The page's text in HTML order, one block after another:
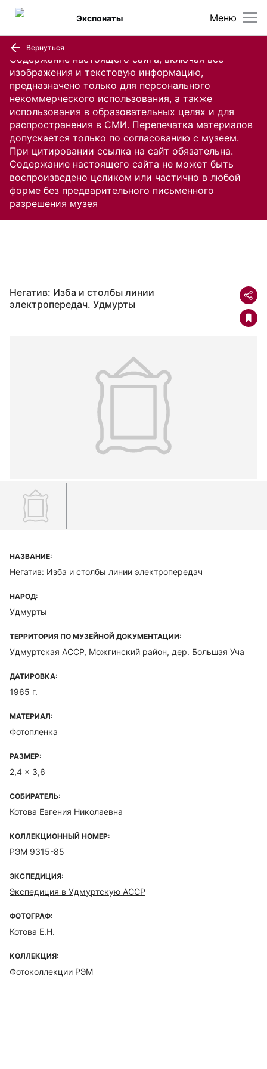
Содержание настоящего сайта, включая все
изображения и текстовую информацию,
предназначено только для персонального
некоммерческого использования, а также
использования в образовательных целях и для
распространения в СМИ. Перепечатка материалов
допускается только по согласованию с музеем.
При цитировании ссылка на сайт обязательна.
Содержание настоящего сайта не может быть
воспроизведено целиком или частично в любой
форме без предварительного письменного
разрешения музея
Меню
Экспонаты
Вернуться
Негатив: Изба и столбы линии
электропередач. Удмурты
НАЗВАНИЕ:
Негатив: Изба и столбы линии электропередач
НАРОД:
Удмурты
ТЕРРИТОРИЯ ПО МУЗЕЙНОЙ ДОКУМЕНТАЦИИ:
Удмуртская ACCP, Можгинский район, дер. Большая Уча
ДАТИРОВКА:
1965 г.
МАТЕРИАЛ:
Фотопленка
РАЗМЕР:
2,4 x 3,6
СОБИРАТЕЛЬ:
Котова Евгения Николаевна
КОЛЛЕКЦИОННЫЙ НОМЕР:
РЭМ 9315-85
ЭКСПЕДИЦИЯ:
Экспедиция в Удмуртскую АССР
ФОТОГРАФ:
Котова Е.Н.
КОЛЛЕКЦИЯ:
Фотоколлекции РЭМ